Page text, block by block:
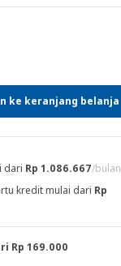
ke keranjang belanja
dari Rp 1.086.667/bulan
kredit mulai dari Rp
Rp 169.000